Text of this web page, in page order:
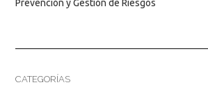
Prevención y Gestión de Riesgos
CATEGORÍAS